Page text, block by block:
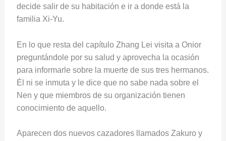
decide salir de su habitación e ir a donde está la
familia Xi-Yu.
En lo que resta del capítulo Zhang Lei visita a Onior
preguntándole por su salud y aprovecha la ocasión
para informarle sobre la muerte de sus tres hermanos.
Él ni se inmuta y le dice que no sabe nada sobre el
Nen y que miembros de su organización tienen
conocimiento de aquello.
Aparecen dos nuevos cazadores llamados Zakuro y